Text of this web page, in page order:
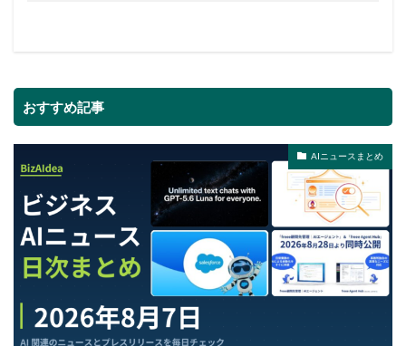
おすすめ記事
AIニュースまとめ